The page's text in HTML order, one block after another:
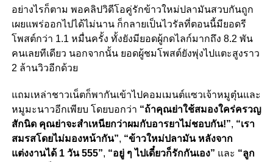
อย่างไรก็ตาม พอคลิปวิดีโอคู่รักข้าวใหม่ปลามันสวบกันถูก
เผยแพร่ออกไปได้ไม่นาน ก็กลายเป็นไวรัลที่ตอนนี้มียอดรี
โพสต์กว่า 1.1 หมื่นครั้ง ทั้งยังมียอดผู้กดไลก์มากถึง 8.2 พัน
คนเลยทีเดียว นอกจากนั้น ยอดผู้ชมโพสต์ยังพุ่งไปแตะสูงราว
2 ล้านวิวอีกด้วย
แถมเหล่าชาวเน็ตก็พากันเข้าไปคอมเมนต์แซวเจ้าหมูตุ๋นและ
หมูมะนาวอีกเพียบ โดยบอกว่า “ถ้าคุณย่าใช้สมองใคร่ครวญ
สักนิด คุณย่าจะสำเหนียกว่าผมกับอารยาไม่ชอบกัน!”, “เรา
สมรสโดยไม่มองหน้ากัน”, “ข้าวใหม่ปลามัน หลังจาก
แต่งงานได้ 1 วัน 555”, “อยู่ ๆ ไปเดี๋ยวก็รักกันเอง” และ “ลูก